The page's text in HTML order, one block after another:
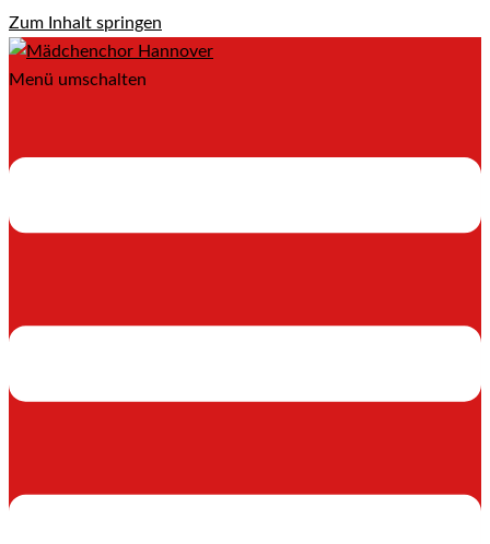
Zum Inhalt springen
Menü umschalten